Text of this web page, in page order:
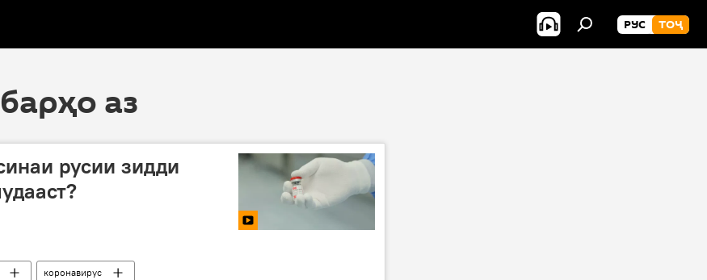
РУС ТОҶ
аз
русии зидди
коронавирус